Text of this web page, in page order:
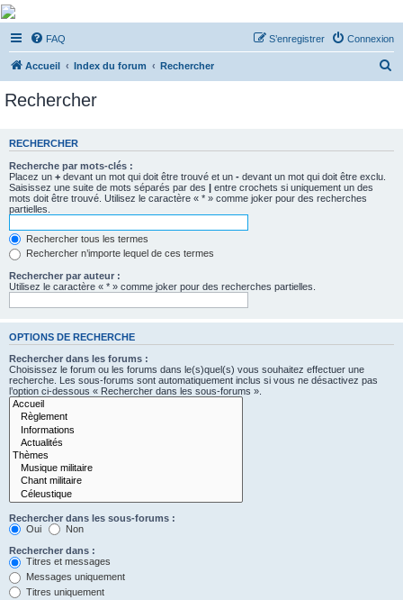
De Musicae Militari -
Forums
Forums de discussions
FAQ Connexion
S’enregistrer
Accueil Index du forum Rechercher
e
Rechercher
RECHERCHER
Recherche par mots-clés :
Placez un + devant un mot qui doit être trouvé et un - devant un mot qui doit être exclu.
Saisissez une suite de mots séparés par des | entre crochets si uniquement un des
mots doit être trouvé. Utilisez le caractère « * » comme joker pour des recherches
partielles.
Rechercher tous les termes
Rechercher n’importe lequel de ces termes
Rechercher par auteur :
Utilisez le caractère « * » comme joker pour des recherches partielles.
OPTIONS DE RECHERCHE
Rechercher dans les forums :
Choisissez le forum ou les forums dans le(s)quel(s) vous souhaitez effectuer une
recherche. Les sous-forums sont automatiquement inclus si vous ne désactivez pas
l’option ci-dessous « Rechercher dans les sous-forums ».
Rechercher dans les sous-forums :
Oui
Non
Rechercher dans :
Titres et messages
Messages uniquement
Titres uniquement